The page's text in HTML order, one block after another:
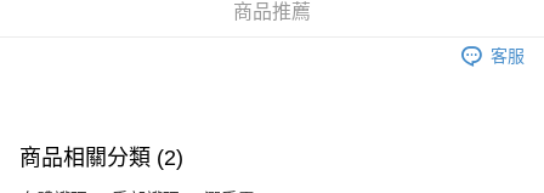
相關說明
銀行匯款 請將存款存到以下銀行帳戶，並於存款單據寫上訂單編號後電郵至
商品推薦
客服
商品相關分類 (2)